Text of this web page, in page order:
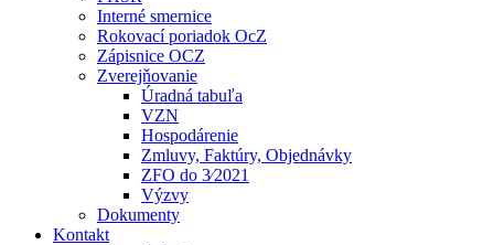
Interné smernice
Rokovací poriadok OcZ
Zápisnice OCZ
Zverejňovanie
Úradná tabuľa
VZN
Hospodárenie
Zmluvy, Faktúry, Objednávky
ZFO do 3⁄2021
Výzvy
Dokumenty
Kontakt